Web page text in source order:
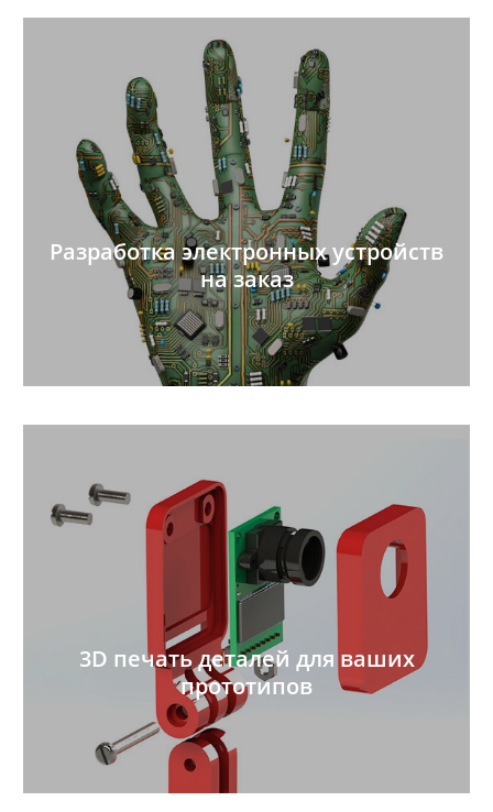
Разработка электронных устройств
на заказ
3D печать деталей для ваших
прототипов